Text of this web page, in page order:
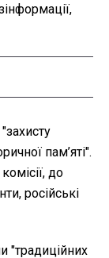
пам’яті".
до
російські
"традиційних